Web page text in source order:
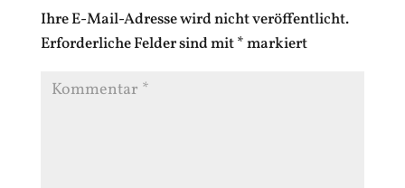
Ihre E-Mail-Adresse wird nicht veröffentlicht.
Erforderliche Felder sind mit*markiert